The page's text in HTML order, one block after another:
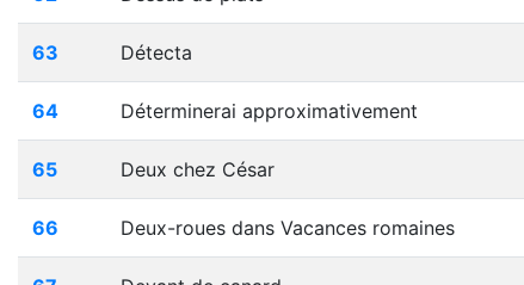
63 Détecta
64 Déterminerai approximativement
65 Deux chez César
66 Deux-roues dans Vacances romaines